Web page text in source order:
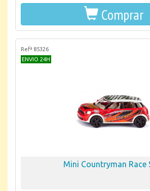
Comprar
Refª 85326
ENVIO 24H
Mini Countryman Race